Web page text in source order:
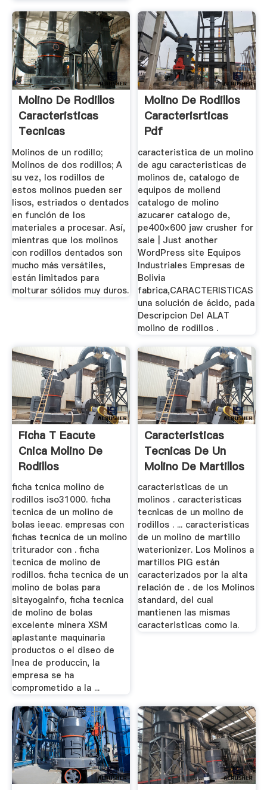
Molino De Rodillos
Caracteristicas
Tecnicas
Molinos de un rodillo;
Molinos de dos rodillos; A
su vez, los rodillos de
estos molinos pueden ser
lisos, estriados o dentados
en función de los
materiales a procesar. Así,
mientras que los molinos
con rodillos dentados son
mucho más versátiles,
están limitados para
molturar sólidos muy duros.
Molino De Rodillos
Caracterisrticas
Pdf
caracteristica de un molino
de agu caracteristicas de
molinos de, catalogo de
equipos de moliend
catalogo de molino
azucarer catalogo de,
pe400×600 jaw crusher for
sale | Just another
WordPress site Equipos
Industriales Empresas de
Bolivia
fabrica,CARACTERISTICAS
una solución de ácido, pada
Descripcion Del ALAT
molino de rodillos .
Ficha T Eacute
Cnica Molino De
Rodillos
ficha tcnica molino de
rodillos iso31000. ficha
tecnica de un molino de
bolas ieeac. empresas con
fichas tecnica de un molino
triturador con . ficha
tecnica de molino de
rodillos. ficha tecnica de un
molino de bolas para
sitayogainfo, ficha tecnica
de molino de bolas
excelente minera XSM
aplastante maquinaria
productos o el diseo de
lnea de produccin, la
empresa se ha
comprometido a la ...
Caracteristicas
Tecnicas De Un
Molino De Martillos
caracteristicas de un
molinos . caracteristicas
tecnicas de un molino de
rodillos . ... caracteristicas
de un molino de martillo
waterionizer. Los Molinos a
martillos PIG están
caracterizados por la alta
relación de . de los Molinos
standard, del cual
mantienen las mismas
caracteristicas como la.